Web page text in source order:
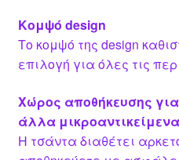
Κομψό design
Το κομψό της design
επιλογή για όλες τις
Χώρος αποθήκευσης
άλλα μικροαντικείμενα
Η τσάντα διαθέτει